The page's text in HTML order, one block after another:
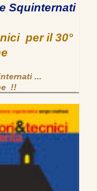
Squinternati
per il 30°
...
!!